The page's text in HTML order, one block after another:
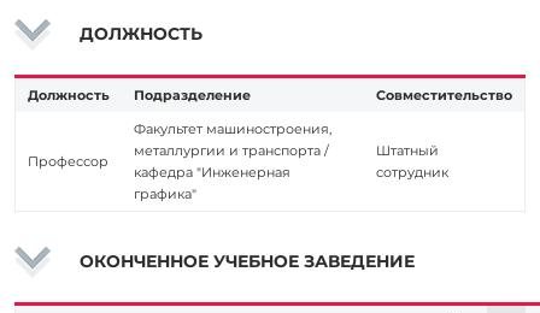
ДОЛЖНОСТЬ
Должность Подразделение Совместительство
Профессор
Факультет машиностроения,
металлургии и транспорта /
кафедра "Инженерная
графика"
Штатный
сотрудник
ОКОНЧЕННОЕ УЧЕБНОЕ ЗАВЕДЕНИЕ